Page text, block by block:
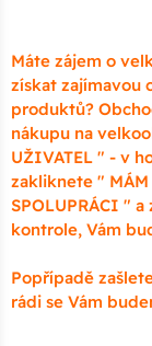
Máte zájem o
získat zajímavou
produktů?
nákupu na
UŽIVATEL " - v
zakliknete " MÁM
SPOLUPRÁCI "
kontrole, Vám
Popřípadě
rádi se Vám